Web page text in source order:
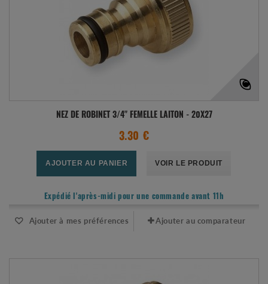
NEZ DE ROBINET 3/4" FEMELLE LAITON - 20X27
3.30 €
AJOUTER AU PANIER VOIR LE PRODUIT
Expédié l'après-midi pour une commande avant 11h
Ajouter à mes préférences Ajouter au comparateur